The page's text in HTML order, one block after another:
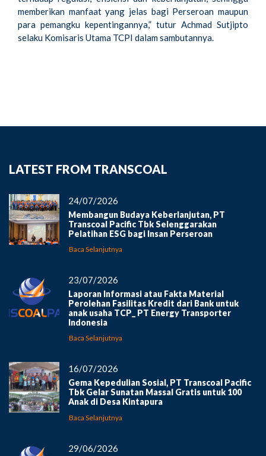
memberikan manfaat yang jelas bagi Perseroan maupun
para pemangku kepentingannya,” tutur Achmad Sutjipto
selaku Komisaris Utama TCPI dalam sambutannya.
LATEST FROM TRANSCOAL
24/07/2026
Membangun Budaya Keberlanjutan, PT
Transcoal Pacific Tbk Selenggarakan
Pelatihan ESG bagi Insan Perseroan
Baca Selanjutnya
23/07/2026
Laporan Informasi atau Fakta Material
Perolehan Fasilitas Kredit dari Bank untuk
anak usaha TCP_ PT Energy Transporter
Indonesia
Baca Selanjutnya
16/07/2026
Gema Kepedulian Sosial, PT Transcoal Pacific
Tbk Gelar Sunatan Massal Gratis untuk 100
Anak di Desa Kintapura
Baca Selanjutnya
29/06/2026